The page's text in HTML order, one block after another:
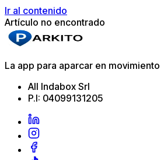
Ir al contenido
Artículo no encontrado
La app para aparcar en movimiento
All Indabox Srl
P.I: 04099131205